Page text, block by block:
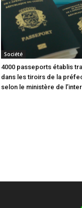
Société
4000 passeports établis
dans les tiroirs de la
selon le ministère de